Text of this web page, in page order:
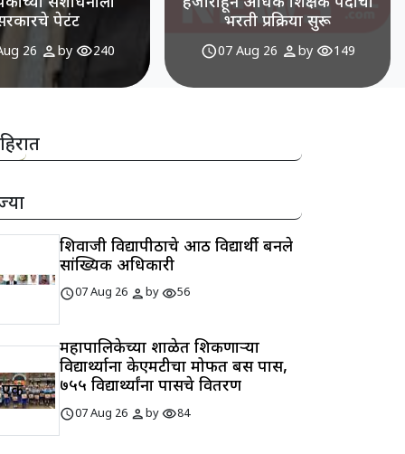
पेटंट
26 personby visibility240
भरती प्रक्रिया सुरू
schedule07 Aug 26 personby visibility149
एक
शिवाजी विद्यापीठाचे आठ विद्यार्थी बनले
सांख्यिकी अधिकारी
schedule07 Aug 26 personby visibility56
महापालिकेच्या शाळेत शिकणाऱ्या
विद्यार्थ्याना केएमटीचा मोफत बस पास,
७५५ विद्यार्थ्यांना पासचे वितरण
schedule07 Aug 26 personby visibility84